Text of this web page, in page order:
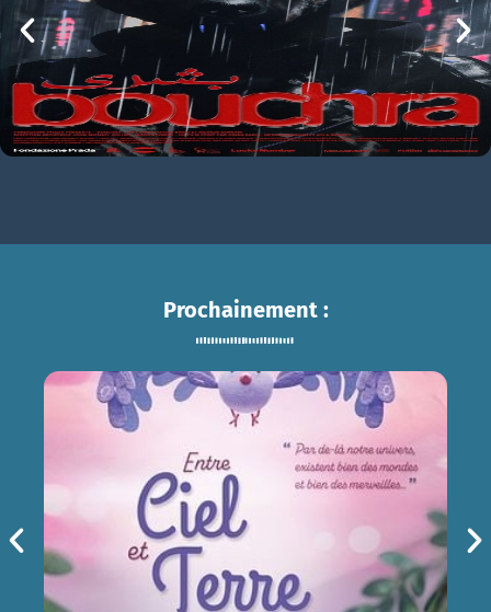
21h00
Prochainement :
ENTRE CIEL ET TERRE
sam 15/08
14h30